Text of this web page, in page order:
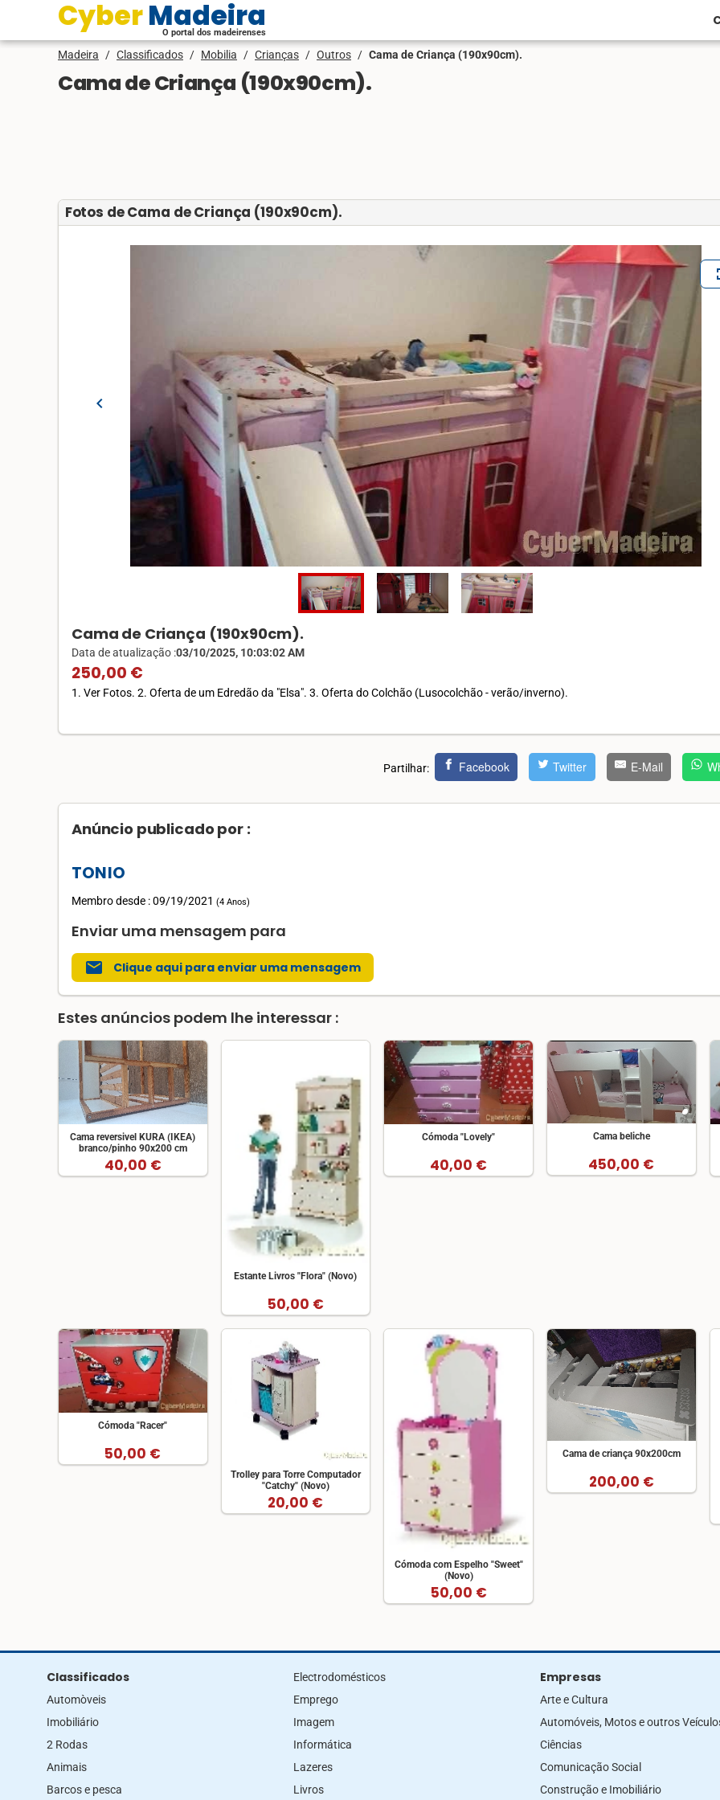
Cyber Madeira
O portal dos madeirenses
Madeira / Classificados / Mobilia / Crianças / Outros / Cama de Criança (190x90cm).
Cama de Criança (190x90cm).
Fotos de Cama de Criança (190x90cm).
chevron_left
Cama de Criança (190x90cm).
Data de atualização :03/10/2025, 10:03:02 AM
250,00 €
1. Ver Fotos. 2. Oferta de um Edredão da "Elsa". 3. Oferta do Colchão (Lusocolchão - verão/inverno).
Partilhar: Facebook Twitter E-Mail
Anúncio publicado por :
TONIO
Membro desde : 09/19/2021 (4 Anos)
Enviar uma mensagem para
mail Clique aqui para enviar uma mensagem
Estes anúncios podem lhe interessar :
Cama reversivel KURA (IKEA)
branco/pinho 90x200 cm
40,00 €
Estante Livros "Flora" (Novo)
50,00 €
Cómoda "Lovely"
40,00 €
Cama beliche
450,00 €
Cómoda "Racer"
50,00 €
Trolley para Torre Computador
"Catchy" (Novo)
20,00 €
Cómoda com Espelho "Sweet"
(Novo)
50,00 €
Cama de criança 90x200cm
200,00 €
Classificados
Automòveis
Imobiliário
2 Rodas
Animais
Barcos e pesca
Electrodomésticos
Emprego
Imagem
Informática
Lazeres
Livros
Empresas
Arte e Cultura
Automóveis, Motos e outros
Ciências
Comunicação Social
Construção e Imobiliário